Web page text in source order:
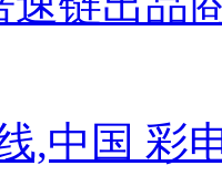
,中国 彩